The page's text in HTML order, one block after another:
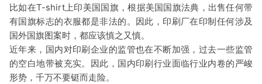
比如在T-shirt上印美国国旗，根据美国国旗法典，出售任何带
有国旗标志的衣服都是非法的。因此，印刷厂在印制任何涉及
国外国旗图案时，都应该慎之又慎。
近年来，国内对印刷企业的监管也在不断加强，过去一些监管
的空白地带被充实。因此，国内印刷行业面临行业内卷的严峻
形势，千万不要铤而走险。